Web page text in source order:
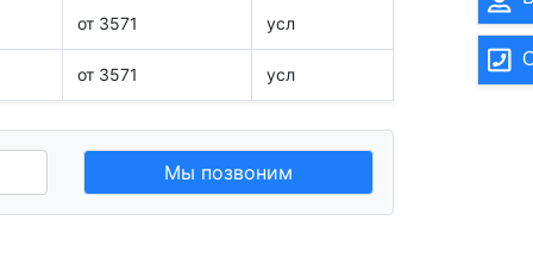
от 3571 усл
от 3571 усл
Мы позвоним